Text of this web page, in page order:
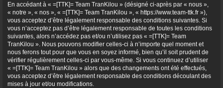
ACCÈS RAPIDE
Sujets sans réponse
Sujets actifs
Rechercher
Boite à Chat
En accédant à « =[TTK]= Team TranKilou » (désigné ci-après par « nous »,
« notre », « nos », « =[TTK]= Team TranKilou », « https://www.team-ttk.fr »),
vous acceptez d’être légalement responsable des conditions suivantes. Si
vous n’acceptez pas d’être légalement responsable de toutes les conditions
suivantes, alors n’accédez pas et/ou n’utilisez pas « =[TTK]= Team
TranKilou ». Nous pouvons modifier celles-ci à n’importe quel moment et
nous ferons tout pour que vous en soyez informé, bien qu’il soit prudent de
vérifier régulièrement celles-ci par vous-même. Si vous continuez d’utiliser
« =[TTK]= Team TranKilou » alors que des changements ont été effectués,
vous acceptez d’être légalement responsable des conditions découlant des
mises à jour et/ou modifications.